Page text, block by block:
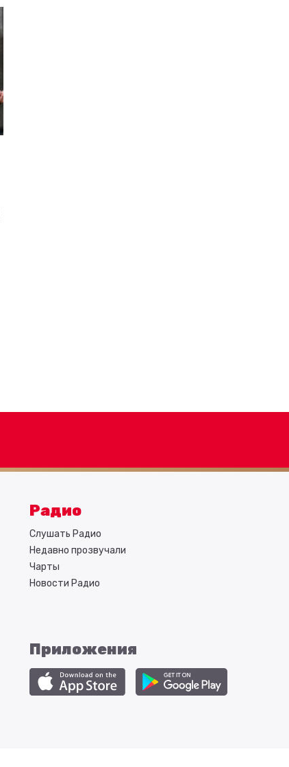
Радио
Слушать Радио
Недавно прозвучали
Чарты
Новости Радио
Приложения